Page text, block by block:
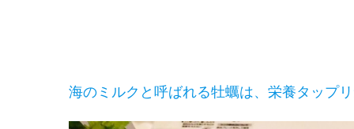
海のミルクと呼ばれる牡蠣は、栄養タップ